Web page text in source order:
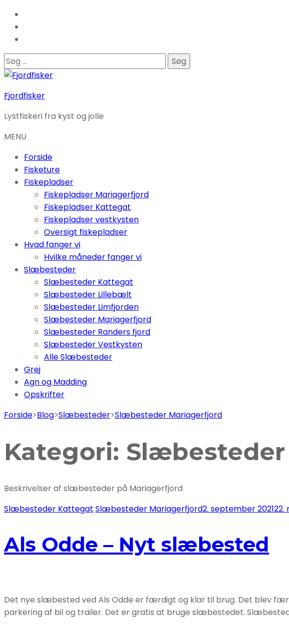
Søg
efter:
Fjordfisker
Lystfiskeri fra kyst og jolle
MENU
Forside
Fisketure
Fiskepladser
Fiskepladser Mariagerfjord
Fiskepladser Kattegat
Fiskepladser vestkysten
Oversigt fiskepladser
Hvad fanger vi
Hvilke måneder fanger vi
Slæbesteder
Slæbesteder Kattegat
Slæbesteder Lillebælt
Slæbesteder Limfjorden
Slæbesteder Mariagerfjord
Slæbesteder Randers fjord
Slæbesteder Vestkysten
Alle Slæbesteder
Grej
Agn og Madding
Opskrifter
Forside>Blog>Slæbesteder>Slæbesteder Mariagerfjord
Kategori:
Beskrivelser af slæbesteder på Mariagerfjord
Slæbesteder Kattegat Slæbesteder Mariagerfjord2. september 202122.
Als Odde – Nyt slæbested
Det nye slæbested ved Als Odde er færdigt og klar til brug. Det blev
parkering af bil og trailer. Det er gratis at bruge slæbestedet.